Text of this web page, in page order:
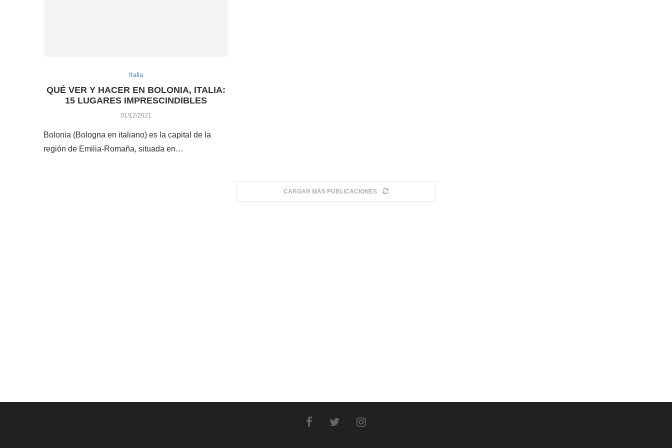
Italia
QUÉ VER Y HACER EN BOLONIA, ITALIA:
15 LUGARES IMPRESCINDIBLES
01/12/2021
Bolonia (Bologna en italiano) es la capital de la
región de Emilia-Romaña, situada en…
CARGAR MÁS PUBLICACIONES